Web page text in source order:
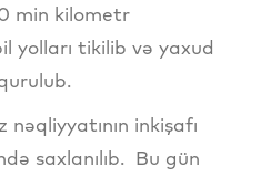
min kilometr
yolları tikilib və yaxud
inkişafı
saxlanılıb. Bu gün